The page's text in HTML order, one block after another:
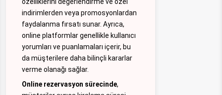
indirimlerden veya promosyonlardan
faydalanma fırsatı sunar. Ayrıca,
online platformlar genellikle kullanıcı
yorumları ve puanlamaları içerir, bu
da müşterilere daha bilinçli kararlar
verme olanağı sağlar.
Online rezervasyon sürecinde,